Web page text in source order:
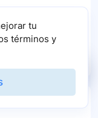
tu
términos y